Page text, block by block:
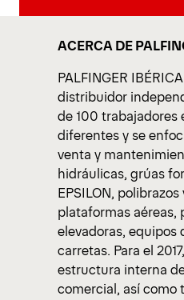
View All News
ACERCA DE
PALFINGER
distribuidor
de 100 trabajadores
diferentes y se
venta y
hidráulicas, grúas
EPSILON,
plataformas aéreas,
elevadoras, equipos
carretas. Para el
estructura interna
comercial, así como